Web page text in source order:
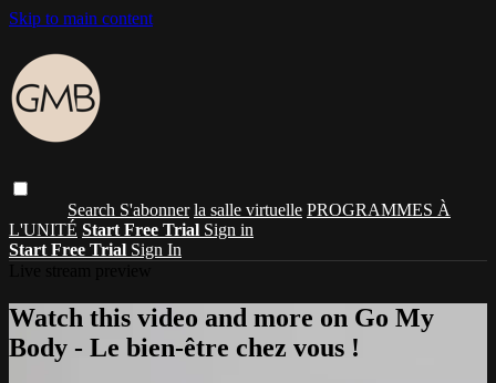
Skip to main content
Search S'abonner la salle virtuelle PROGRAMMES À
L'UNITÉ Start Free Trial Sign in
Start Free Trial Sign In
Watch this video and more on Go My
Body - Le bien-être chez vous !